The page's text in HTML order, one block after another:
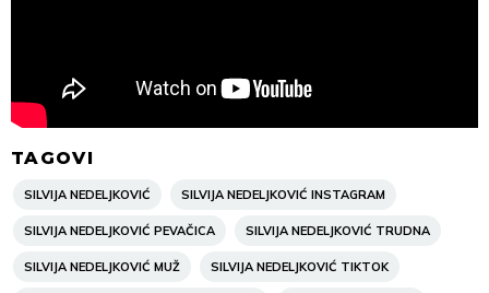
TAGOVI
SILVIJA NEDELJKOVIĆ SILVIJA NEDELJKOVIĆ INSTAGRAM
SILVIJA NEDELJKOVIĆ PEVAČICA SILVIJA NEDELJKOVIĆ TRUDNA
SILVIJA NEDELJKOVIĆ MUŽ SILVIJA NEDELJKOVIĆ TIKTOK